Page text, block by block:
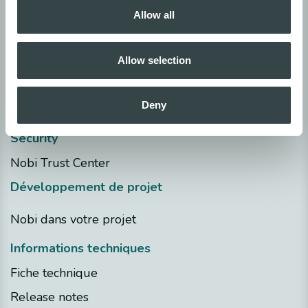
Allow all
Allow selection
Deny
Politique de confidentialité
Politique de cookies
Declaration de confidentialité
Security
Nobi Trust Center
Développement de projet
Nobi dans votre projet
Informations techniques
Fiche technique
Release notes